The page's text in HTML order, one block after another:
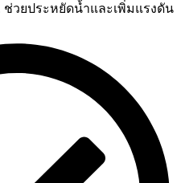
ช่วยประหยัดน้ำและเพิ่มแรงดัน